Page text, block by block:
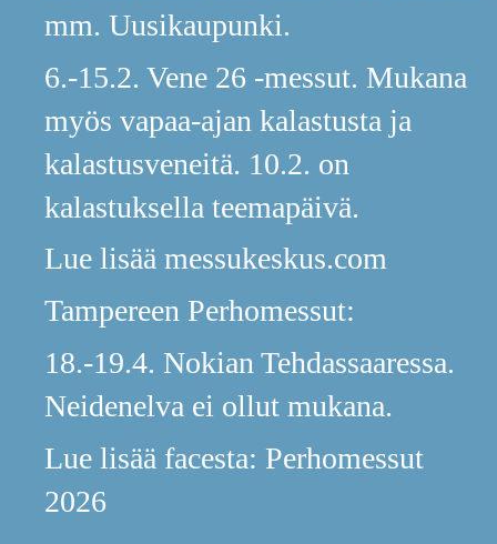
mm. Uusikaupunki.
6.-15.2. Vene 26 -messut. Mukana
myös vapaa-ajan kalastusta ja
kalastusveneitä. 10.2. on
kalastuksella teemapäivä.
Lue lisää messukeskus.com
Tampereen Perhomessut:
18.-19.4. Nokian Tehdassaaressa.
Neidenelva ei ollut mukana.
Lue lisää facesta: Perhomessut
2026